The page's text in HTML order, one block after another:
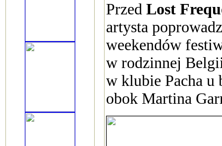
Przed Lost
artysta
weekendów
w rodzinnej
w klubie Pacha u
obok Martina